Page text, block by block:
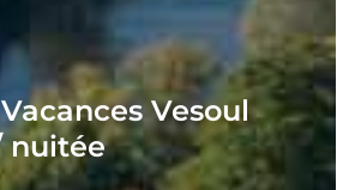
Vesoul
nuitée